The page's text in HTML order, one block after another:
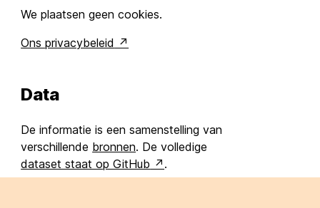
We plaatsen geen cookies.
Ons privacybeleid
Data
De informatie is een samenstelling van
verschillende bronnen. De volledige
dataset staat op GitHub
.